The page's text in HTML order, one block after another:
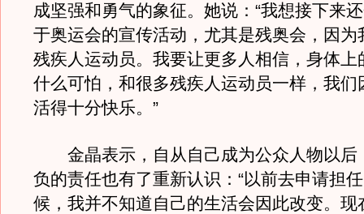
成坚强和勇气的象征。她说：“我想接下来
于奥运会的宣传活动，尤其是残奥会，因为
残疾人运动员。我要让更多人相信，身体上
什么可怕，和很多残疾人运动员一样，我们
活得十分快乐。”
金晶表示，自从自己成为公众人物以后
负的责任也有了重新认识：“以前去申请担
候，我并不知道自己的生活会因此改变。现